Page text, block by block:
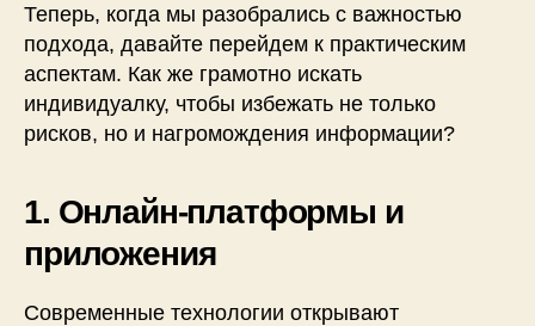
Теперь, когда мы разобрались с важностью
подхода, давайте перейдем к практическим
аспектам. Как же грамотно искать
индивидуалку, чтобы избежать не только
рисков, но и нагромождения информации?
1. Онлайн-платформы и
приложения
Современные технологии открывают